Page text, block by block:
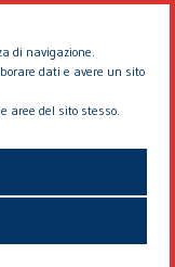
di navigazione.
dati e avere un sito
aree del sito stesso.